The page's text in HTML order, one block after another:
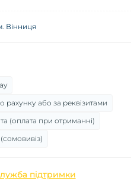
Вінниця
рахунку або за реквізитами
(оплата при отриманні)
підтримки